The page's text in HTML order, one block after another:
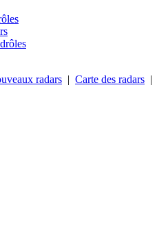
radars | Carte des radars |